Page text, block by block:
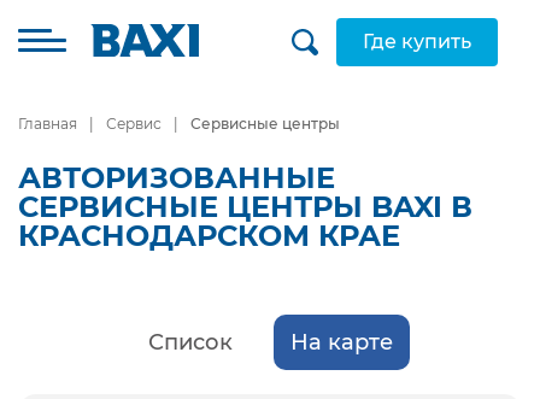
Где купить
Главная Сервис Сервисные центры
АВТОРИЗОВАННЫЕ
СЕРВИСНЫЕ ЦЕНТРЫ BAXI В
КРАСНОДАРСКОМ КРАЕ
Список На карте